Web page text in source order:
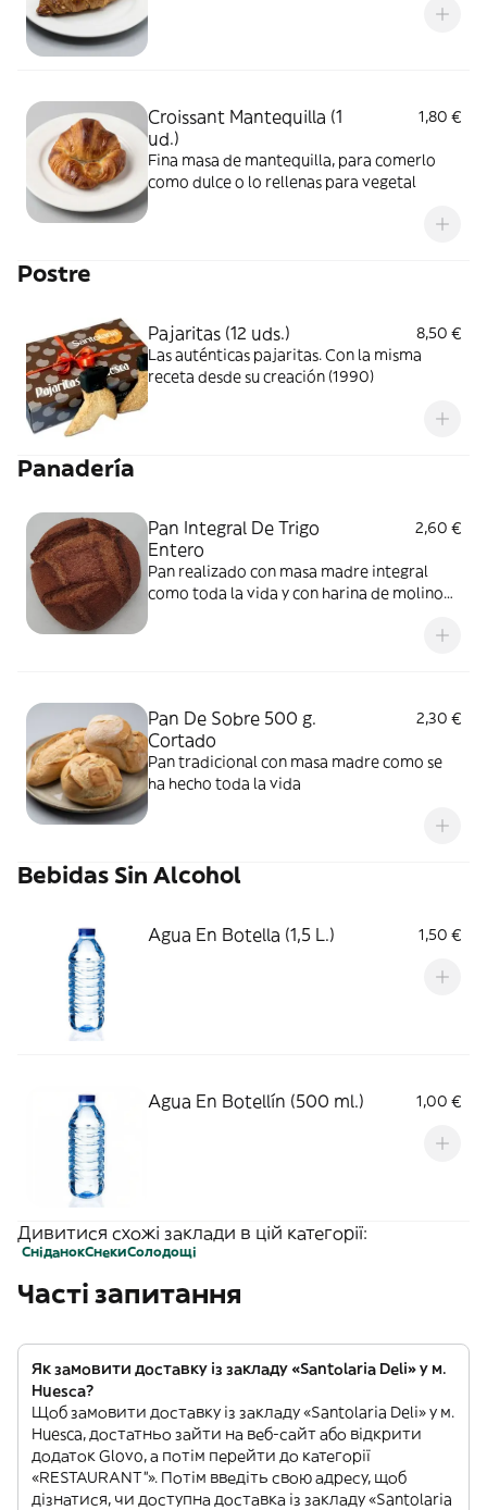
Croissant Mantequilla (1
ud.)
1,80 €
Fina masa de mantequilla, para comerlo
como dulce o lo rellenas para vegetal
Postre
Pajaritas (12 uds.)
8,50 €
Las auténticas pajaritas. Con la misma
receta desde su creación (1990)
Panadería
Pan Integral De Trigo
Entero
2,60 €
Pan realizado con masa madre integral
como toda la vida y con harina de molino
Pan De Sobre 500 g.
Cortado
2,30 €
Pan tradicional con masa madre como se
ha hecho toda la vida
Bebidas Sin Alcohol
Agua En Botella (1,5 L.) 1,50 €
Agua En Botellín (500 ml.) 1,00 €
Дивитися схожі заклади в цій категорії:
СніданокСнекиСолодощі
Часті запитання
Як замовити доставку із закладу «Santolaria Deli» у м.
Huesca?
Щоб замовити доставку із закладу «Santolaria Deli» у м.
Huesca, достатньо зайти на веб-сайт або відкрити
додаток Glovo, а потім перейти до категорії
«RESTAURANT”». Потім введіть свою адресу, щоб
дізнатися, чи доступна доставка із закладу «Santolaria